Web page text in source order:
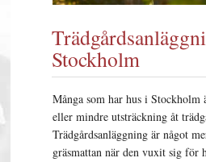
Stockholm
Många som har hus i Stockholm
eller mindre utsträckning åt
Trädgårdsanläggning är något
gräsmattan när den vuxit sig för